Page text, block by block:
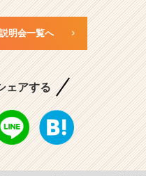
明会一覧へ
ェアする